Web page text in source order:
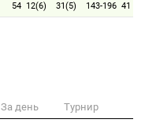
54 12(6) 31(5) 143-196 41
За день
Турнир